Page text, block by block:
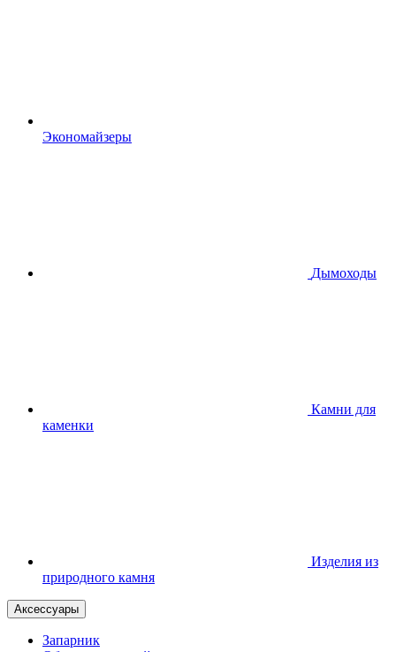
Экономайзеры
Дымоходы
Камни для
каменки
Изделия из
природного камня
Аксессуары
Запарник